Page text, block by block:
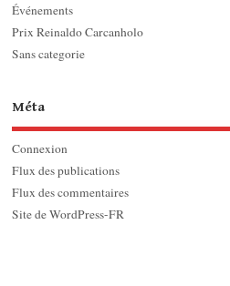
Événements
Prix Reinaldo Carcanholo
Sans categorie
Méta
Connexion
Flux des publications
Flux des commentaires
Site de WordPress-FR